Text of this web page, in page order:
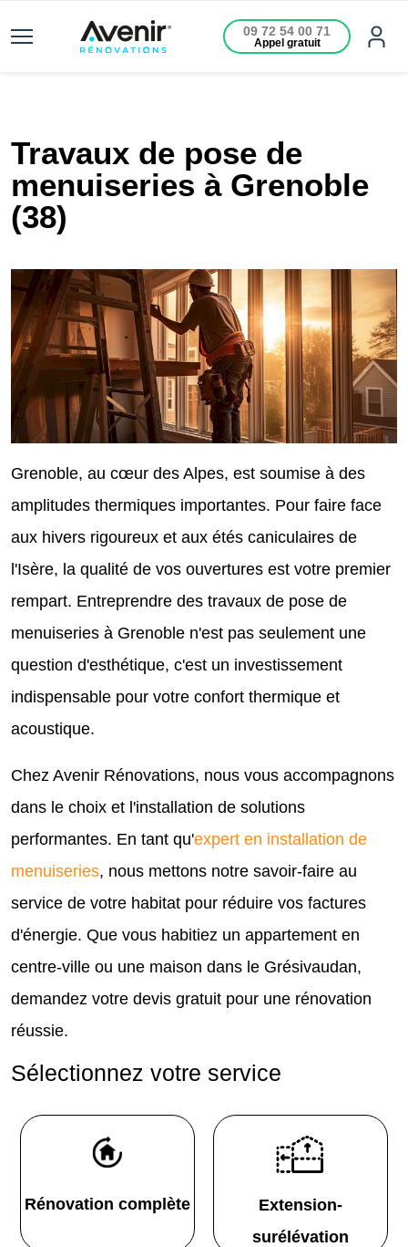
09 72 54 00 71
Appel gratuit
Travaux de pose de
menuiseries à Grenoble
(38)
Grenoble, au cœur des Alpes, est soumise à des
amplitudes thermiques importantes. Pour faire face
aux hivers rigoureux et aux étés caniculaires de
l'Isère, la qualité de vos ouvertures est votre premier
rempart. Entreprendre des travaux de pose de
menuiseries à Grenoble n'est pas seulement une
question d'esthétique, c'est un investissement
indispensable pour votre confort thermique et
acoustique.
Chez Avenir Rénovations, nous vous accompagnons
dans le choix et l'installation de solutions
performantes. En tant qu'expert en installation de
menuiseries, nous mettons notre savoir-faire au
service de votre habitat pour réduire vos factures
d'énergie. Que vous habitiez un appartement en
centre-ville ou une maison dans le Grésivaudan,
demandez votre devis gratuit pour une rénovation
réussie.
Sélectionnez votre service
Rénovation complète
Extension-
surélévation